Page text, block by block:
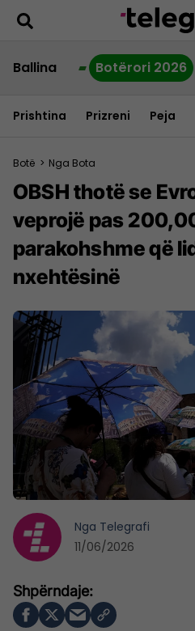
Ballina Botërori 2026
Prishtina Prizreni Peja
Botë > Nga Bota
OBSH thotë se
veprojë pas
parakohshme që
nxehtësinë
Nga Telegrafi
11/06/2026